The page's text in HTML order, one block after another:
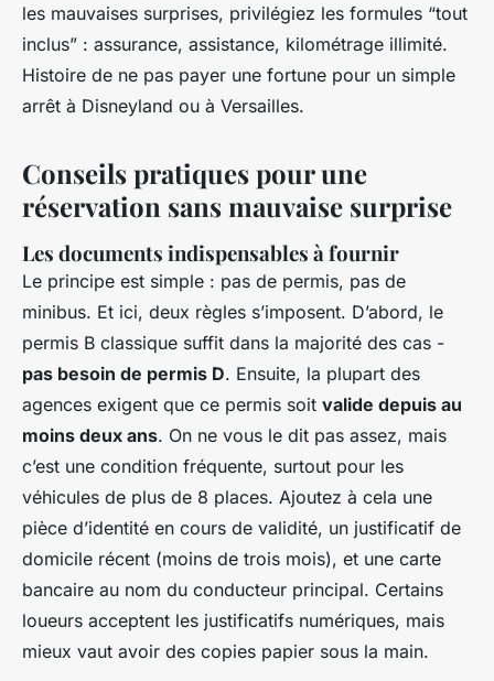
les mauvaises surprises, privilégiez les formules “tout
inclus” : assurance, assistance, kilométrage illimité.
Histoire de ne pas payer une fortune pour un simple
arrêt à Disneyland ou à Versailles.
Conseils pratiques pour une
réservation sans mauvaise surprise
Les documents indispensables à fournir
Le principe est simple : pas de permis, pas de
minibus. Et ici, deux règles s’imposent. D’abord, le
permis B classique suffit dans la majorité des cas -
pas besoin de permis D. Ensuite, la plupart des
agences exigent que ce permis soit valide depuis au
moins deux ans. On ne vous le dit pas assez, mais
c’est une condition fréquente, surtout pour les
véhicules de plus de 8 places. Ajoutez à cela une
pièce d’identité en cours de validité, un justificatif de
domicile récent (moins de trois mois), et une carte
bancaire au nom du conducteur principal. Certains
loueurs acceptent les justificatifs numériques, mais
mieux vaut avoir des copies papier sous la main.